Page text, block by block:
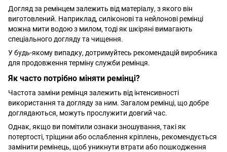
Догляд за ремінцем залежить від матеріалу, з якого він
виготовлений. Наприклад, силіконові та нейлонові ремінці
можна мити водою з милом, тоді як шкіряні вимагають
спеціального догляду та чищення.
У будь-якому випадку, дотримуйтесь рекомендацій виробника
для продовження терміну служби ремінця.
Як часто потрібно міняти ремінці?
Частота заміни ремінця залежить від інтенсивності
використання та догляду за ним. Загалом ремінці, що добре
доглядаються, можуть прослужити довгий час.
Однак, якщо ви помітили ознаки зношування, такі як
потертості, тріщини або ослаблення кріплень, рекомендується
замінити ремінець, щоб уникнути втрати або пошкодження